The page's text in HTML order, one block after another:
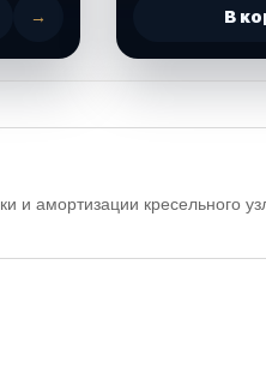
→ В
амортизации кресельного